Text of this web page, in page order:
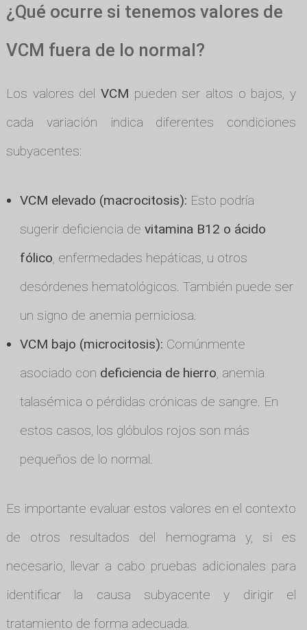
¿Qué ocurre si tenemos valores de
VCM fuera de lo normal?
Los valores del VCM pueden ser altos o bajos, y
cada variación indica diferentes condiciones
subyacentes:
VCM elevado (macrocitosis): Esto podría
sugerir deficiencia de vitamina B12 o ácido
fólico, enfermedades hepáticas, u otros
desórdenes hematológicos. También puede ser
un signo de anemia perniciosa.
VCM bajo (microcitosis): Comúnmente
asociado con deficiencia de hierro, anemia
talasémica o pérdidas crónicas de sangre. En
estos casos, los glóbulos rojos son más
pequeños de lo normal.
Es importante evaluar estos valores en el contexto
de otros resultados del hemograma y, si es
necesario, llevar a cabo pruebas adicionales para
identificar la causa subyacente y dirigir el
tratamiento de forma adecuada.